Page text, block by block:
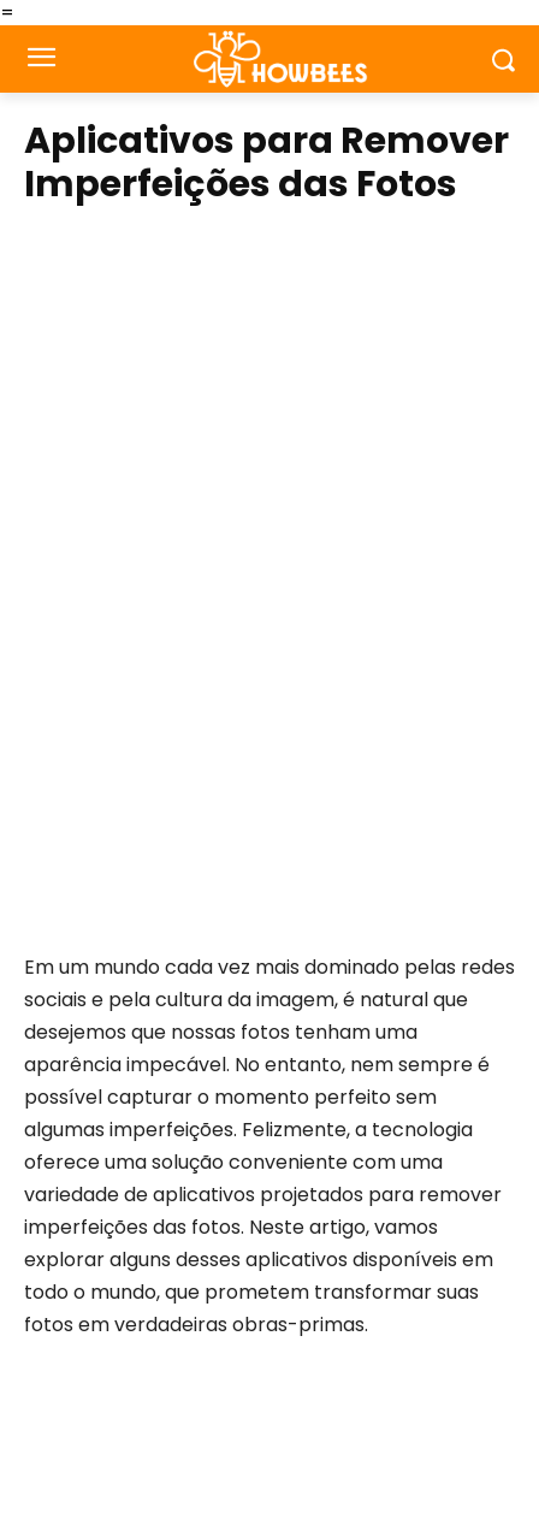
=
Aplicativos para Remover
Imperfeições das Fotos
Em um mundo cada vez mais dominado pelas redes
sociais e pela cultura da imagem, é natural que
desejemos que nossas fotos tenham uma
aparência impecável. No entanto, nem sempre é
possível capturar o momento perfeito sem
algumas imperfeições. Felizmente, a tecnologia
oferece uma solução conveniente com uma
variedade de aplicativos projetados para remover
imperfeições das fotos. Neste artigo, vamos
explorar alguns desses aplicativos disponíveis em
todo o mundo, que prometem transformar suas
fotos em verdadeiras obras-primas.